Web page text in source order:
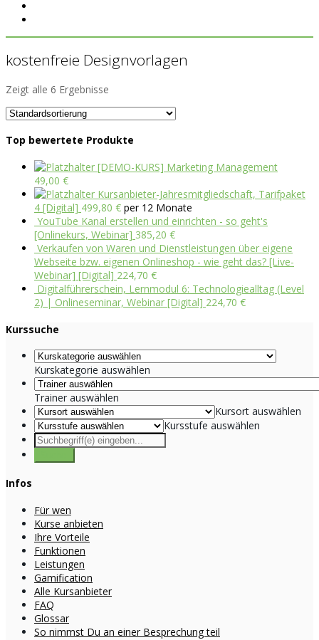
kostenfreie Designvorlagen
Zeigt alle 6 Ergebnisse
Top bewertete Produkte
[DEMO-KURS] Marketing Management
49,00 €
Kursanbieter-Jahresmitgliedschaft, Tarifpaket
4 [Digital] 499,80 € per 12 Monate
YouTube Kanal erstellen und einrichten - so geht's
[Onlinekurs, Webinar] 385,20 €
Verkaufen von Waren und Dienstleistungen über eigene
Webseite bzw. eigenen Onlineshop - wie geht das? [Live-
Webinar] [Digital] 224,70 €
Digitalführerschein, Lernmodul 6: Technologiealltag (Level
2) | Onlineseminar, Webinar [Digital] 224,70 €
Kurssuche
Kurskategorie auswählen
Trainer auswählen
Kursort auswählen
Kursstufe auswählen
Infos
Für wen
Kurse anbieten
Ihre Vorteile
Funktionen
Leistungen
Gamification
Alle Kursanbieter
FAQ
Glossar
So nimmst Du an einer Besprechung teil